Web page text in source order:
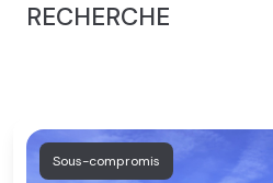
RECHERCHE
Sous-compromis